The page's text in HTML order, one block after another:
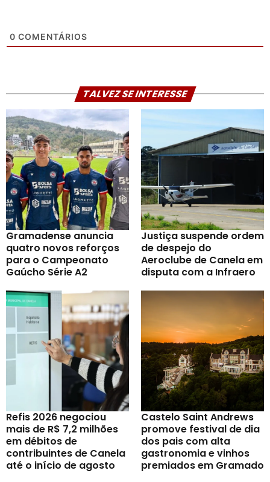
0 COMENTÁRIOS
TALVEZ SE INTERESSE
Gramadense anuncia
quatro novos reforços
para o Campeonato
Gaúcho Série A2
Justiça suspende ordem
de despejo do
Aeroclube de Canela em
disputa com a Infraero
Refis 2026 negociou
mais de R$ 7,2 milhões
em débitos de
contribuintes de Canela
até o início de agosto
Castelo Saint Andrews
promove festival de dia
dos pais com alta
gastronomia e vinhos
premiados em Gramado